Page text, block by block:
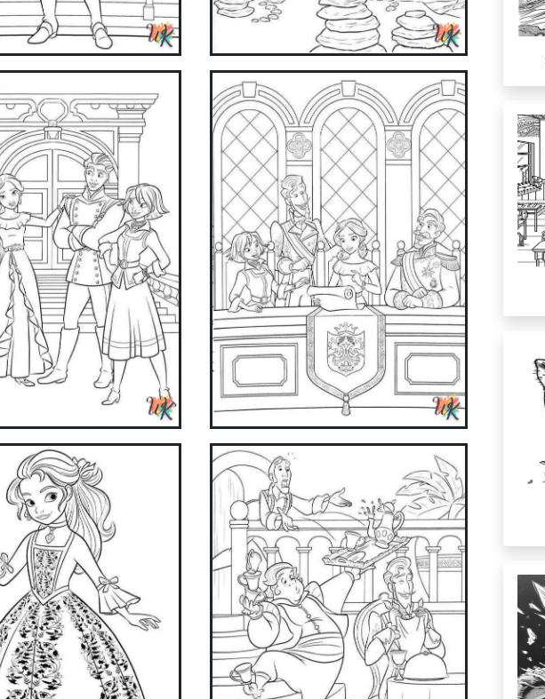
coloring easier and more fun with our app. Download
Get it on Google Play
Available on the App Store